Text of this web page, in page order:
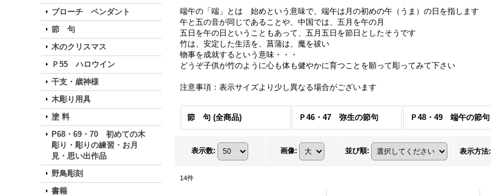
ブローチ ペンダント
節 句
木のクリスマス
Ｐ55 ハロウイン
干支・歳神様
木彫り用具
塗 料
P68・69・70 初めての木
彫り・彫りの練習・お月
見・思い出作品
野鳥彫刻
書籍
端午の「端」とは 始めという意味で、端午は月の初めの午（うま）の日を指します
午と五の音が同じであることや、中国では、五月を午の月
五日を午の日ということもあって、五月五日を節日としたそうです
竹は、安定した生活を、菖蒲は、魔を祓い
物事を成就するという意味・・・
どうぞ子供が竹のように心も体も健やかに育つことを願って彫ってみて下さい
注意事項：表示サイズより少し異なる場合がございます
節 句 (全商品) Ｐ46・47 弥生の節句 Ｐ48・49 端午の節句
表示数: 画像: 並び順: 表示方法:
14件